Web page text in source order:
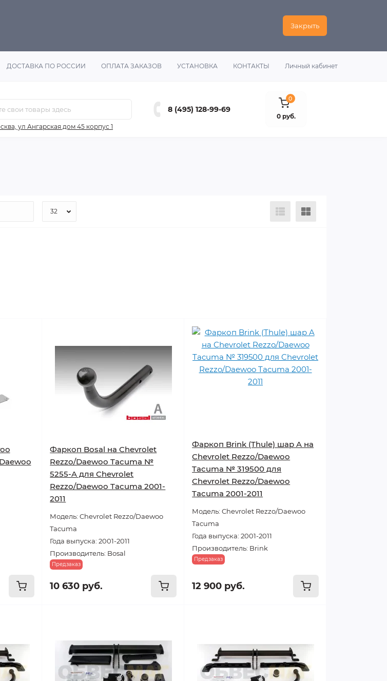
Закрыть
ДОСТАВКА ПО РОССИИ ОПЛАТА ЗАКАЗОВ УСТАНОВКА КОНТАКТЫ Личный кабинет
ул Ангарская дом 45 корпус 1
8 (495) 128-99-69
0
0 руб.
Фаркоп Bosal на Chevrolet
Rezzo/Daewoo Tacuma №
5255-A для Chevrolet
Rezzo/Daewoo Tacuma 2001-
2011
Модель: Chevrolet Rezzo/Daewoo
Tacuma
Года выпуска: 2001-2011
Производитель: Bosal
Предзаказ
10 630 руб.
Фаркоп Brink (Thule) шар A на
Chevrolet Rezzo/Daewoo
Tacuma № 319500 для
Chevrolet Rezzo/Daewoo
Tacuma 2001-2011
Модель: Chevrolet Rezzo/Daewoo
Tacuma
Года выпуска: 2001-2011
Производитель: Brink
Предзаказ
12 900 руб.